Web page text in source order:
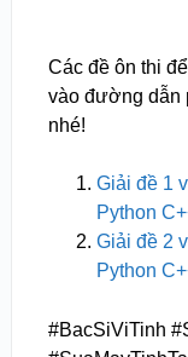
Các đề ôn thi
vào đường dẫn
nhé!
Giải đề 1
Python
Giải đề 2
Python
#BacSiViTinh